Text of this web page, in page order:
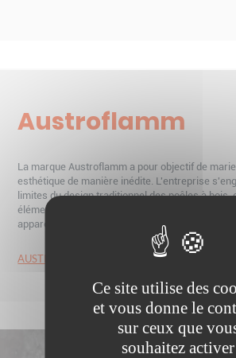
Austroflamm
La marque Austroflamm a pour objectif de
esthétique de manière inédite. L'entreprise
limites du design traditionnel des poêles à bois,
éléments de style contemporain et en
appareils sont perçus.
AUSTROFLAMM
Ce site utilise des
et vous donne le
sur ceux que
souhaitez activer